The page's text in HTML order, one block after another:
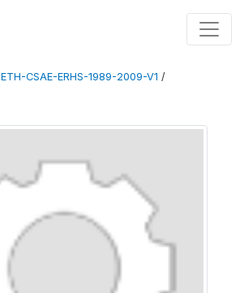
ETH-CSAE-ERHS-1989-2009-V1 /